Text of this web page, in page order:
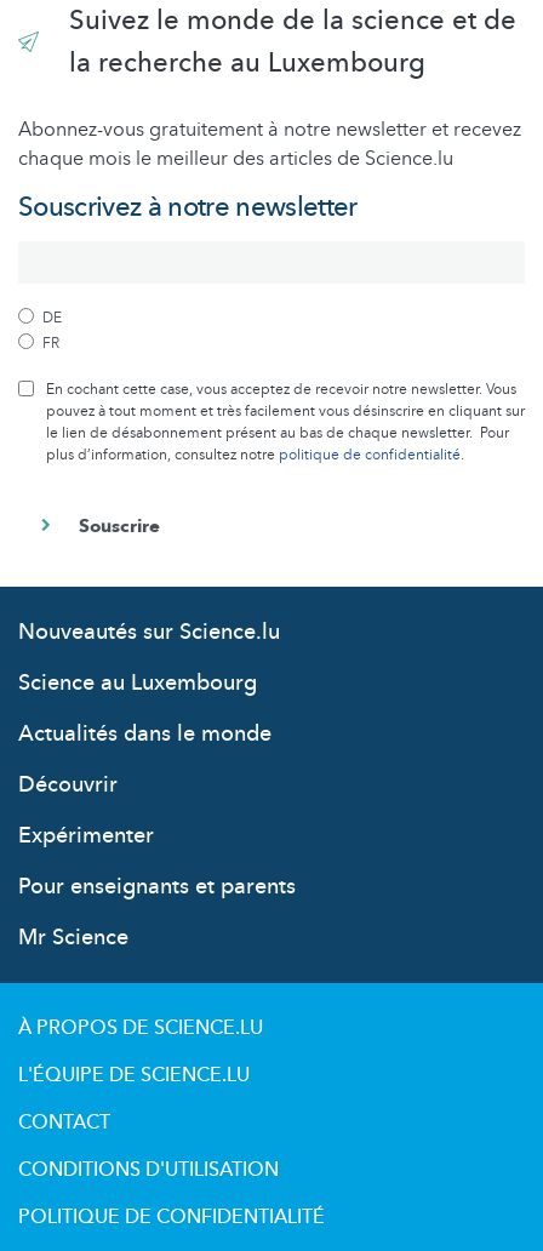
Suivez le monde de la science et de
la recherche au Luxembourg
Abonnez-vous gratuitement à notre newsletter et recevez
chaque mois le meilleur des articles de Science.lu
Souscrivez à notre newsletter
DE
FR
En cochant cette case, vous acceptez de recevoir notre newsletter. Vous
pouvez à tout moment et très facilement vous désinscrire en cliquant sur
le lien de désabonnement présent au bas de chaque newsletter. Pour
plus d’information, consultez notre politique de confidentialité.
Nouveautés sur Science.lu
Science au Luxembourg
Actualités dans le monde
Découvrir
Expérimenter
Pour enseignants et parents
Mr Science
À PROPOS DE SCIENCE.LU
L'ÉQUIPE DE SCIENCE.LU
CONTACT
CONDITIONS D'UTILISATION
POLITIQUE DE CONFIDENTIALITÉ